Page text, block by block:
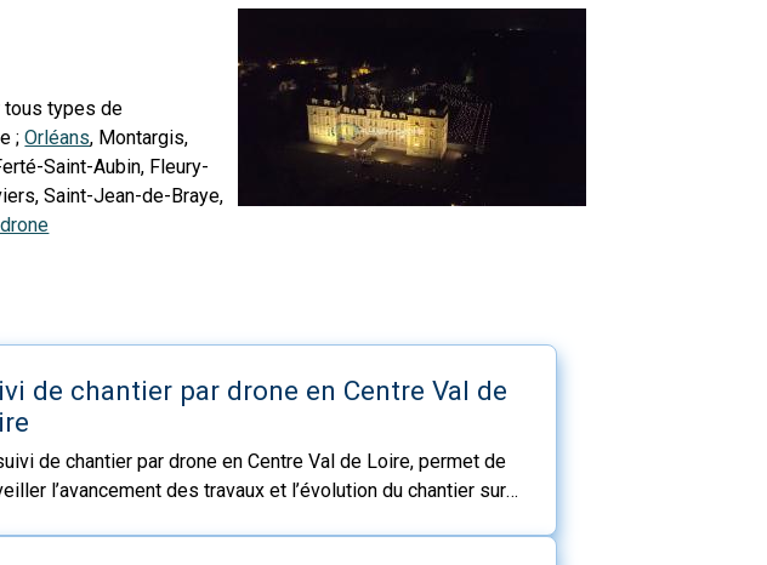
tous types de
;Orléans, Montargis,
Saint-Aubin, Fleury-
Saint-Jean-de-Braye,
de chantier par drone en Centre Val de
de chantier par drone en Centre Val de Loire, permet de
l’avancement des travaux et l’évolution du chantier sur